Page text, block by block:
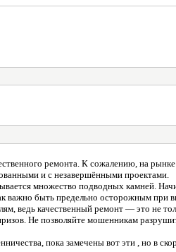
ремонта. К сожалению, на
и с незавершёнными проектами.
множество подводных камней.
важно быть предельно осторожным при
ведь качественный ремонт — это не
Не позволяйте мошенникам
пока замечены вот эти , но в